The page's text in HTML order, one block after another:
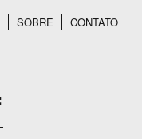
SOBRE CONTATO